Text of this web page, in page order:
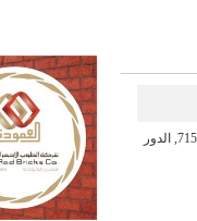
العليا, شارع العليا , مبنى العقارية , 7151, الدور